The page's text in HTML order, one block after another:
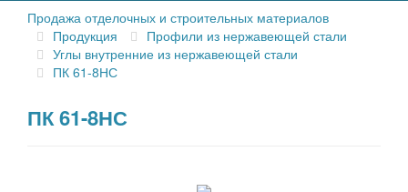
Продажа отделочных и строительных материалов
Продукция
Профили из нержавеющей стали
Углы внутренние из нержавеющей стали
ПК 61-8НС
ПК 61-8НС